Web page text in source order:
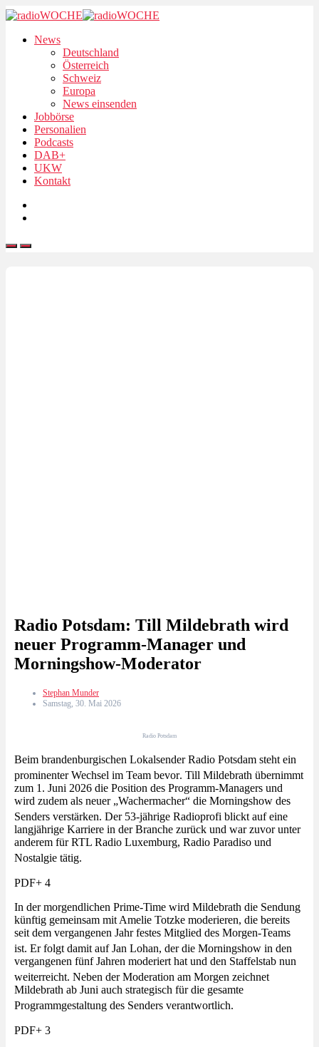
News
Deutschland
Österreich
Schweiz
Europa
News einsenden
Jobbörse
Personalien
Podcasts
DAB+
UKW
Kontakt
Radio Potsdam: Till Mildebrath wird
neuer Programm-Manager und
Morningshow-Moderator
Stephan Munder
Samstag, 30. Mai 2026
Radio Potsdam
Beim brandenburgischen Lokalsender Radio Potsdam steht ein
prominenter Wechsel im Team bevor. Till Mildebrath übernimmt
zum 1. Juni 2026 die Position des Programm-Managers und
wird zudem als neuer „Wachermacher“ die Morningshow des
Senders verstärken. Der 53-jährige Radioprofi blickt auf eine
langjährige Karriere in der Branche zurück und war zuvor unter
anderem für RTL Radio Luxemburg, Radio Paradiso und
Nostalgie tätig.
PDF+ 4
In der morgendlichen Prime-Time wird Mildebrath die Sendung
künftig gemeinsam mit Amelie Totzke moderieren, die bereits
seit dem vergangenen Jahr festes Mitglied des Morgen-Teams
ist. Er folgt damit auf Jan Lohan, der die Morningshow in den
vergangenen fünf Jahren moderiert hat und den Staffelstab nun
weiterreicht. Neben der Moderation am Morgen zeichnet
Mildebrath ab Juni auch strategisch für die gesamte
Programmgestaltung des Senders verantwortlich.
PDF+ 3